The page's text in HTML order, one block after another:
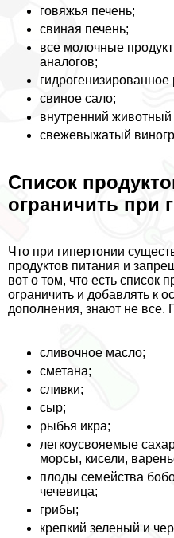
говяжья печень;
свиная печень;
все молочные
аналогов;
свиное сало;
внутренний
свежевыжатый
Список
ограничить при
Что при гипертонии
продуктов питания и
вот о том, что есть список
ограничить и добавлять к
дополнения, знают не все.
сливочное масло;
сметана;
сливки;
сыр;
рыбья икра;
легкоусвояемые
морсы, кисели,
плоды семейства
чечевица;
грибы;
крепкий зеленый и